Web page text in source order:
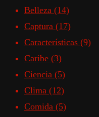
Belleza (14)
Captura (17)
Características (9)
Caribe (3)
Ciencia (5)
Clima (12)
Comida (5)